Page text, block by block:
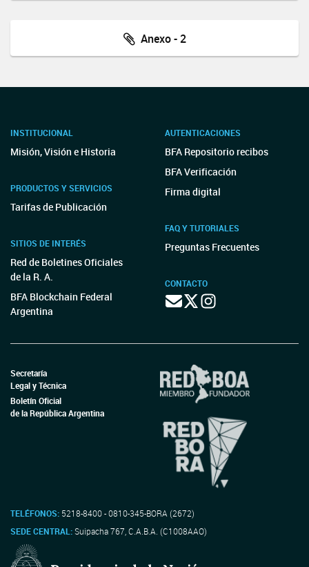
Anexo - 2
INSTITUCIONAL
Misión, Visión e Historia
PRODUCTOS Y SERVICIOS
Tarifas de Publicación
SITIOS DE INTERÉS
Red de Boletines Oficiales
de la R. A.
BFA Blockchain Federal
Argentina
AUTENTICACIONES
BFA Repositorio recibos
BFA Verificación
Firma digital
FAQ Y TUTORIALES
Preguntas Frecuentes
CONTACTO
Secretaría
Legal y Técnica
Boletín Oficial
de la República Argentina
TELÉFONOS: 5218-8400 - 0810-345-BORA (2672)
SEDE CENTRAL:Suipacha 767, C.A.B.A. (C1008AAO)